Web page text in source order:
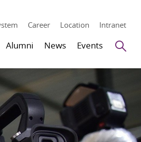
Career Location Intranet
Alumni News Events